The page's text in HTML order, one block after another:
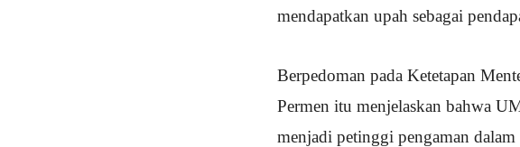
mendapatkan upah sebagai
Berpedoman pada Ketetapan
Permen itu menjelaskan bahwa
menjadi petinggi pengaman